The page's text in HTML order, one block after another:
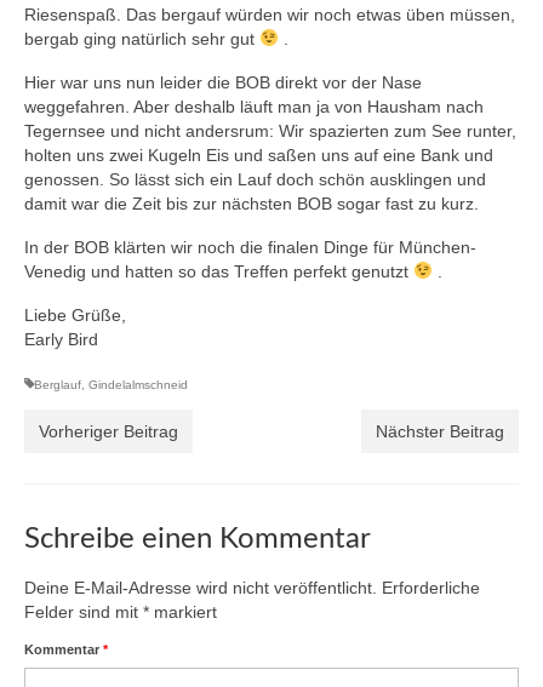
Riesenspaß. Das bergauf würden wir noch etwas üben müssen,
bergab ging natürlich sehr gut
Hier war uns nun leider die BOB direkt vor der Nase
weggefahren. Aber deshalb läuft man ja von Hausham nach
Tegernsee und nicht andersrum: Wir spazierten zum See runter,
holten uns zwei Kugeln Eis und saßen uns auf eine Bank und
genossen. So lässt sich ein Lauf doch schön ausklingen und
damit war die Zeit bis zur nächsten BOB sogar fast zu kurz.
In der BOB klärten wir noch die finalen Dinge für München-
Venedig und hatten so das Treffen perfekt genutzt
Liebe Grüße,
Early Bird
Berglauf Gindelalmschneid
Vorheriger Beitrag Nächster Beitrag
Schreibe einen Kommentar
Deine E-Mail-Adresse wird nicht veröffentlicht. Erforderliche
Felder sind mit * markiert
Kommentar *